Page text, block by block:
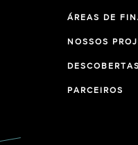
ÁREAS DE
NOSSOS
DESCOBERTAS
PARCEIROS